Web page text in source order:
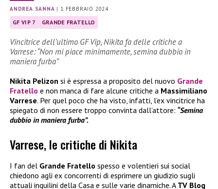
ANDREA SANNA | 1 FEBBRAIO 2024
GF VIP 7 GRANDE FRATELLO
Vincitrice dell’ultimo GF Vip, Nikita fa delle critiche a
Varrese: “Non mi piace minimamente, semina dubbio in
maniera furba”
Nikita Pelizon si è espressa a proposito del nuovo Grande
Fratello e non manca di fare alcune critiche a Massimiliano
Varrese. Per quel poco che ha visto, infatti, l’ex vincitrice ha
spiegato di non essere troppo convinta dall’attore: “Semina
dubbio in maniera furba”.
Varrese, le critiche di Nikita
I fan del Grande Fratello spesso e volentieri sui social
chiedono agli ex concorrenti di esprimere un giudizio sugli
attuali inquilini della Casa e sulle varie dinamiche. A TV Blog